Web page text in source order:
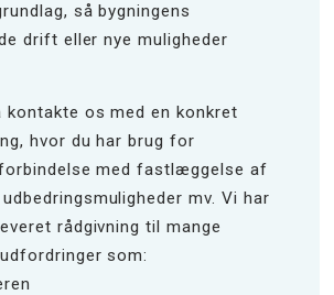
så bygningens
drift eller nye muligheder
kontakte os med en konkret
hvor du har brug for
med fastlæggelse af
mv. Vi har
rådgivning til mange
som: